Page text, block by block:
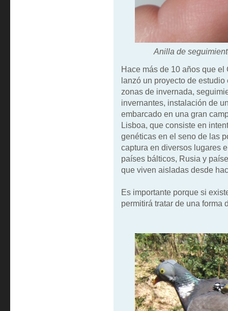
Anilla de
Hace más de 10 años que
lanzó un proyecto de
zonas de invernada,
invernantes, instalación de
embarcado en una gran
Lisboa, que consiste en
genéticas en el seno de las
captura en diversos lugares
países bálticos, Rusia y
que viven aisladas desde
Es importante porque si
permitirá tratar de una forma